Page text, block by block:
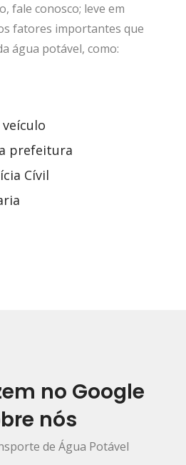
fale conosco; leve em
fatores importantes que
água potável, como:
prefeitura
Cívil
no Google
nós
de Água Potável